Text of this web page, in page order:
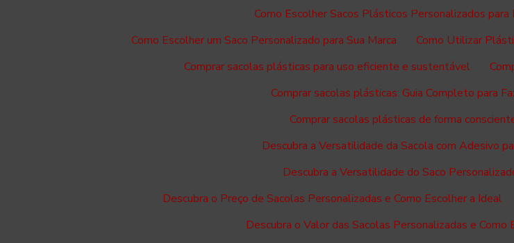
Como Escolher Sacos Plásticos Personalizados
Como Escolher um Saco Personalizado para Sua Marca
Como Utilizar
Comprar sacolas plásticas para uso eficiente e sustentável
Comprar sacolas plásticas: Guia Completo para
Comprar sacolas plásticas de forma
Descubra a Versatilidade da Sacola com Adesivo
Descubra a Versatilidade do Saco
Descubra o Preço de Sacolas Personalizadas e Como Escolher a Ideal
Descubra o Valor das Sacolas Personalizadas e Como